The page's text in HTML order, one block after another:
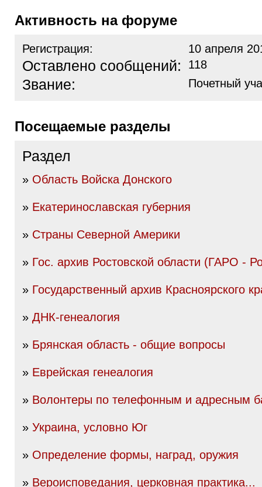
Активность на форуме
Регистрация: 10 апреля
Оставлено сообщений: 118
Звание: Почетный
Посещаемые разделы
Раздел
» Область Войска Донского
» Екатеринославская губерния
» Страны Северной Америки
» Гос. архив Ростовской области (ГАРО -
» Государственный архив Красноярского
» ДНК-генеалогия
» Брянская область - общие вопросы
» Еврейская генеалогия
» Волонтеры по телефонным и адресным
» Украина, условно Юг
» Определение формы, наград, оружия
» Вероисповедания, церковная практика...